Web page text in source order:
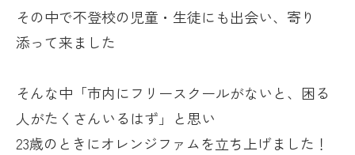
その中で不登校の児童・生徒にも出会い、寄り
添って来ました
そんな中「市内にフリースクールがないと、困る
人がたくさんいるはず」と思い
23歳のときにオレンジファムを立ち上げました！